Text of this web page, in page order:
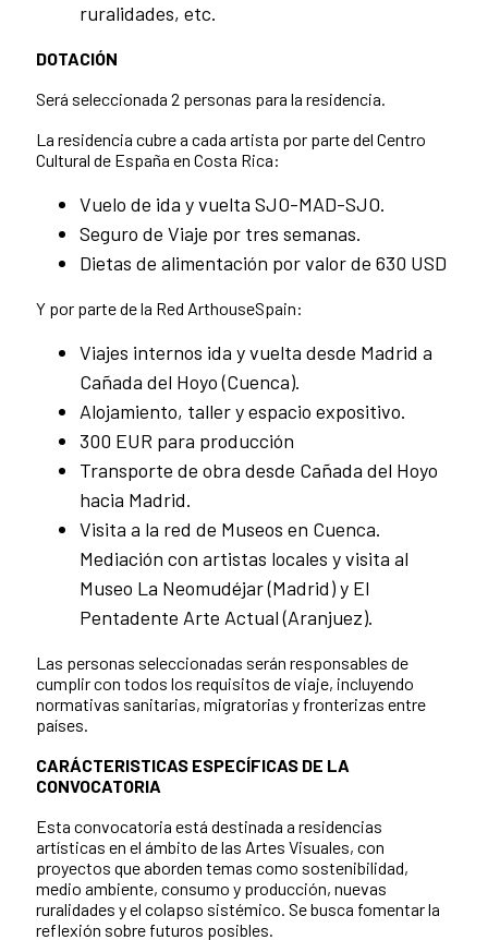
ruralidades, etc.
DOTACIÓN
Será seleccionada 2 personas para la residencia.
La residencia cubre a cada artista por parte del Centro
Cultural de España en Costa Rica:
Vuelo de ida y vuelta SJO-MAD-SJO.
Seguro de Viaje por tres semanas.
Dietas de alimentación por valor de 630 USD
Y por parte de la Red ArthouseSpain:
Viajes internos ida y vuelta desde Madrid a
Cañada del Hoyo (Cuenca).
Alojamiento, taller y espacio expositivo.
300 EUR para producción
Transporte de obra desde Cañada del Hoyo
hacia Madrid.
Visita a la red de Museos en Cuenca.
Mediación con artistas locales y visita al
Museo La Neomudéjar (Madrid) y El
Pentadente Arte Actual (Aranjuez).
Las personas seleccionadas serán responsables de
cumplir con todos los requisitos de viaje, incluyendo
normativas sanitarias, migratorias y fronterizas entre
países.
CARÁCTERISTICAS ESPECÍFICAS DE LA
CONVOCATORIA
Esta convocatoria está destinada a residencias
artísticas en el ámbito de las Artes Visuales, con
proyectos que aborden temas como sostenibilidad,
medio ambiente, consumo y producción, nuevas
ruralidades y el colapso sistémico. Se busca fomentar la
reflexión sobre futuros posibles.